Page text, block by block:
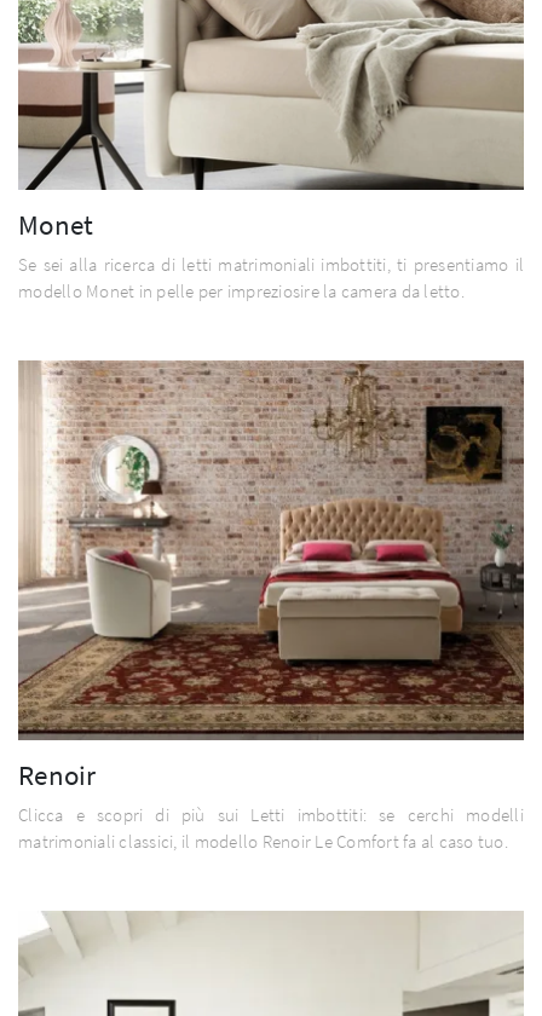
Monet
Se sei alla ricerca di letti matrimoniali imbottiti, ti presentiamo il
modello Monet in pelle per impreziosire la camera da letto.
Renoir
Clicca e scopri di più sui Letti imbottiti: se cerchi modelli
matrimoniali classici, il modello Renoir Le Comfort fa al caso tuo.